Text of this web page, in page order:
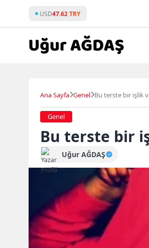
content
USD47.62 TRY
Ana Sayfa Genel Bu terste bir işlik
Genel
Bu terste bir
Uğur AĞDAŞ